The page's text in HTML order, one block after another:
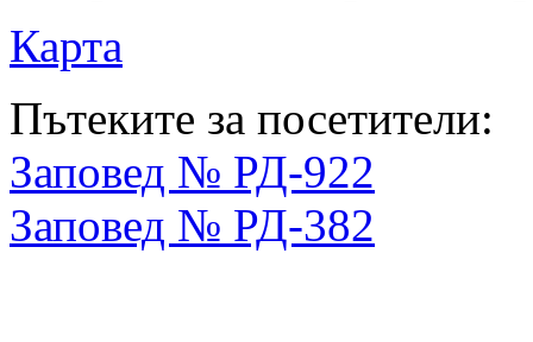
Карта
Пътеките за посетители:
Заповед № РД-922
Заповед № РД-382